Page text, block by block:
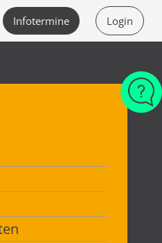
Infotermine Login